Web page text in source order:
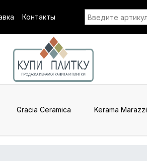
Контакты
Gracia Ceramica Kerama Marazzi